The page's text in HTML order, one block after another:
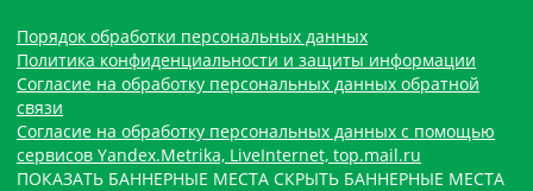
Порядок обработки персональных данных
Политика конфиденциальности и защиты информации
Согласие на обработку персональных данных обратной
связи
Согласие на обработку персональных данных с помощью
сервисов Yandex.Metrika, LiveInternet, top.mail.ru
ПОКАЗАТЬ БАННЕРНЫЕ МЕСТА СКРЫТЬ БАННЕРНЫЕ МЕСТА